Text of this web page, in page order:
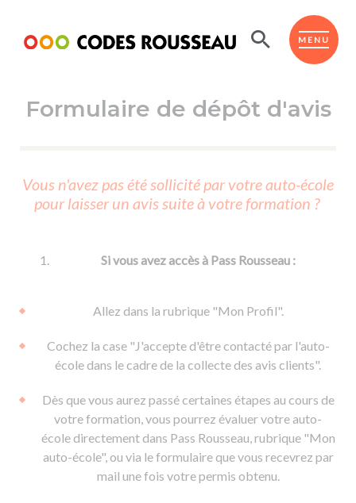
MENU
ESPACE ÉLÈVE
Code de la route
Passer l'ASSR
Réviser le code
Passer l'ETM
Permis voiture
Permis remorque
Permis & handicap
d'apprentissage
De la conduite en voiture
De la conduite à moto
Voir tous les supports
Formations pro.
Permis poids lourd
Formation FCO
Formation CACES
Devenir enseignant de la conduite
Ressources
Formulaire de dépôt d'avis
Vous n'avez pas été sollicité par votre auto-école
pour laisser un avis suite à votre formation ?
Si vous avez accès à Pass Rousseau :
Allez dans la rubrique "Mon Profil".
Cochez la case "J'accepte d'être contacté par l'auto-
école dans le cadre de la collecte des avis clients".
Dès que vous aurez passé certaines étapes au cours de
votre formation, vous pourrez évaluer votre auto-
école directement dans Pass Rousseau, rubrique "Mon
auto-école", ou via le formulaire que vous recevrez par
mail une fois votre permis obtenu.